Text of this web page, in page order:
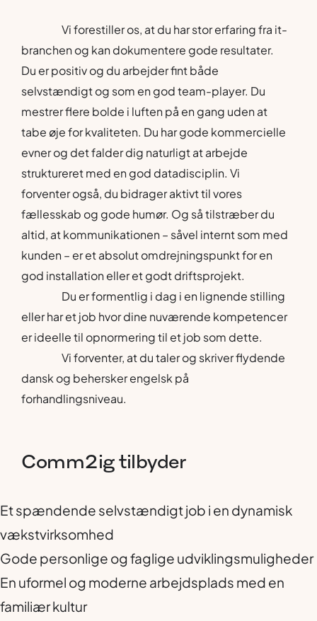
Vi forestiller os, at du har stor erfaring fra it-
branchen og kan dokumentere gode resultater.
Du er positiv og du arbejder fint både
selvstændigt og som en god team-player. Du
mestrer flere bolde i luften på en gang uden at
tabe øje for kvaliteten. Du har gode kommercielle
evner og det falder dig naturligt at arbejde
struktureret med en god datadisciplin. Vi
forventer også, du bidrager aktivt til vores
fællesskab og gode humør. Og så tilstræber du
altid, at kommunikationen – såvel internt som med
kunden – er et absolut omdrejningspunkt for en
god installation eller et godt driftsprojekt.
Du er formentlig i dag i en lignende stilling
eller har et job hvor dine nuværende kompetencer
er ideelle til opnormering til et job som dette.
Vi forventer, at du taler og skriver flydende
dansk og behersker engelsk på
forhandlingsniveau.
Comm2ig tilbyder
Et spændende selvstændigt job i en dynamisk
vækstvirksomhed
Gode personlige og faglige udviklingsmuligheder
En uformel og moderne arbejdsplads med en
familiær kultur